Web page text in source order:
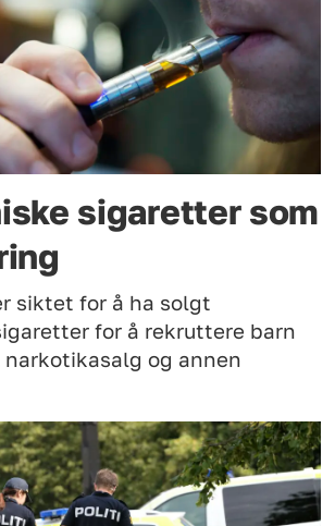
sigaretter som
siktet for å ha solgt
for å rekruttere barn
og annen